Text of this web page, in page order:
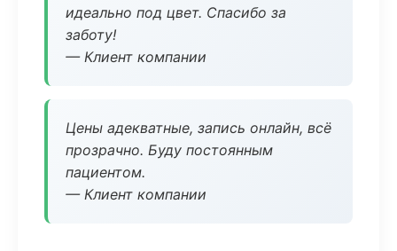
идеально под цвет. Спасибо за
заботу!
— Клиент компании
Цены адекватные, запись онлайн, всё
прозрачно. Буду постоянным
пациентом.
— Клиент компании